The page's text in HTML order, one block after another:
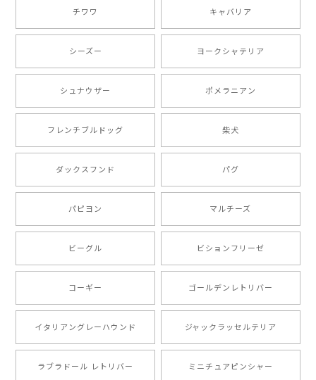
【 自然に囲まれた ダックスフンド 】 キャニスター 保存容器 お家用 プレゼント 犬 ペット うちの子 犬グッズ
【 ボーダーコリー 水彩画風 毛色4色 】 手帳 スマホケース 犬 うちの子 iPhone & Android
ったです。 ご連絡が取りづらい点だけ少し不安になり
ましたが、商品の素敵さでチャラです。 本当に可愛
い。ありがとうございます。
2024/10/28
注文受領連絡が無かったのでハラハラしましたが… 可
愛い商品が届きました！大満足です♪
チワワ キャバリア
シーズー ヨークシャテリア
シュナウザー ポメラニアン
フレンチブルドッグ 柴犬
ダックスフンド パグ
パピヨン マルチーズ
ビーグル ビションフリーゼ
コーギー ゴールデンレトリバー
イタリアングレーハウンド ジャックラッセルテリア
ラブラドール レトリバー ミニチュアピンシャー